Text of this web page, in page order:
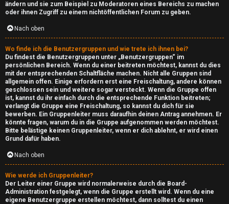
ändern und sie zum Beispiel zu Moderatoren eines Bereichs zu machen
oder ihnen Zugriff zu einem nichtöffentlichen Forum zu geben.
Nach oben
Wo finde ich die Benutzergruppen und wie trete ich ihnen bei?
Du findest die Benutzergruppen unter „Benutzergruppen“ im
persönlichen Bereich. Wenn du einer beitreten möchtest, kannst du dies
mit der entsprechenden Schaltfläche machen. Nicht alle Gruppen sind
allgemein offen. Einige erfordern erst eine Freischaltung, andere können
geschlossen sein und weitere sogar versteckt. Wenn die Gruppe offen
ist, kannst du ihr einfach durch die entsprechende Funktion beitreten;
verlangt die Gruppe eine Freischaltung, so kannst du dich für sie
bewerben. Ein Gruppenleiter muss daraufhin deinen Antrag annehmen. Er
könnte fragen, warum du in die Gruppe aufgenommen werden möchtest.
Bitte belästige keinen Gruppenleiter, wenn er dich ablehnt, er wird einen
Grund dafür haben.
Nach oben
Wie werde ich Gruppenleiter?
Der Leiter einer Gruppe wird normalerweise durch die Board-
Administration festgelegt, wenn die Gruppe erstellt wird. Wenn du eine
eigene Benutzergruppe erstellen möchtest, dann solltest du einen
G
a
m
e
B
r
e
a
k
e
r